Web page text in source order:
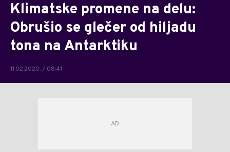
Klimatske promene na delu:
Obrušio se glečer od hiljadu
tona na Antarktiku
11.02.2020. / 08:41